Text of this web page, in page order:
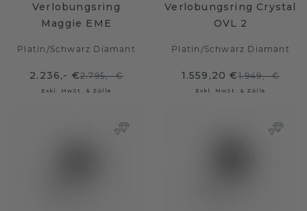
Verlobungsring
Maggie EME
Platin /Schwarz Diamant
2.236,- €2.795,- €
Exkl. MwSt. & Zölle
Verlobungsring Crystal
OVL 2
Platin /Schwarz Diamant
1.559,20 €1.949,- €
Exkl. MwSt. & Zölle